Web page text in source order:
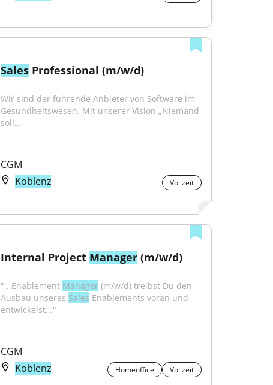
Sales Professional (m/w/d)
Wir sind der führende Anbieter von Software im
Gesundheitswesen. Mit unserer Vision „Niemand
soll...
CGM
Koblenz
Vollzeit
Internal Project Manager (m/w/d)
"...Enablement Manager (m/w/d) treibst Du den
Ausbau unseres Sales Enablements voran und
entwickelst..."
CGM
Koblenz
Homeoffice Vollzeit